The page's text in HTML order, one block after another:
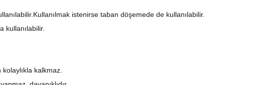
istenirse taban döşemede de kullanılabilir.
kullanılabilir.
kolaylıkla kalkmaz.